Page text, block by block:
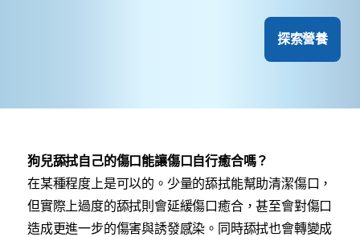
探索營養
狗兒舔拭自己的傷口能讓傷口自行癒合嗎？
在某種程度上是可以的。少量的舔拭能幫助清潔傷口，
但實際上過度的舔拭則會延緩傷口癒合，甚至會對傷口
造成更進一步的傷害與誘發感染。同時舔拭也會轉變成